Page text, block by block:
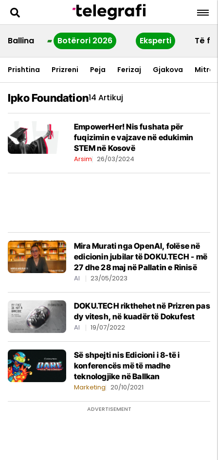
Ballina Botërori 2026 Eksperti Të
Prishtina Prizreni Peja Ferizaj Gjakova
Ipko Foundation14 Artikuj
EmpowerHer! Nis fushata për
fuqizimin e vajzave në edukimin
STEM në Kosovë
Arsim 26/03/2024
Mira Murati nga OpenAI, folëse në
edicionin jubilar të DOKU.TECH - më
27 dhe 28 maj në Pallatin e Rinisë
AI 23/05/2023
DOKU.TECH rikthehet në Prizren pas
dy vitesh, në kuadër të Dokufest
AI 19/07/2022
Së shpejti nis Edicioni i 8-të i
konferencës më të madhe
teknologjike në Ballkan
Marketing 20/10/2021